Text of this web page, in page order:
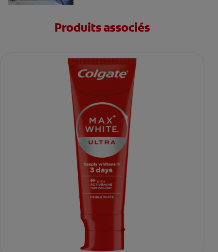
Produits associés